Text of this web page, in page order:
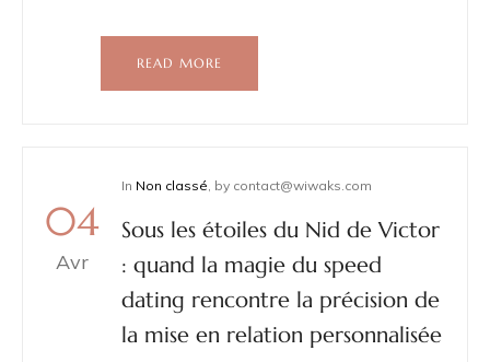
READ MORE
04
Avr
In Non classé by contact@wiwaks.com
Sous les étoiles du Nid de Victor
: quand la magie du speed
dating rencontre la précision de
la mise en relation personnalisée